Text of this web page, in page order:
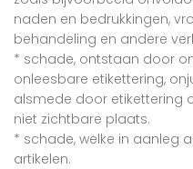
naden en bedrukkingen,
behandeling en andere
* schade, ontstaan door
onleesbare etikettering,
alsmede door etikettering
niet zichtbare plaats.
* schade, welke in aanleg
artikelen.